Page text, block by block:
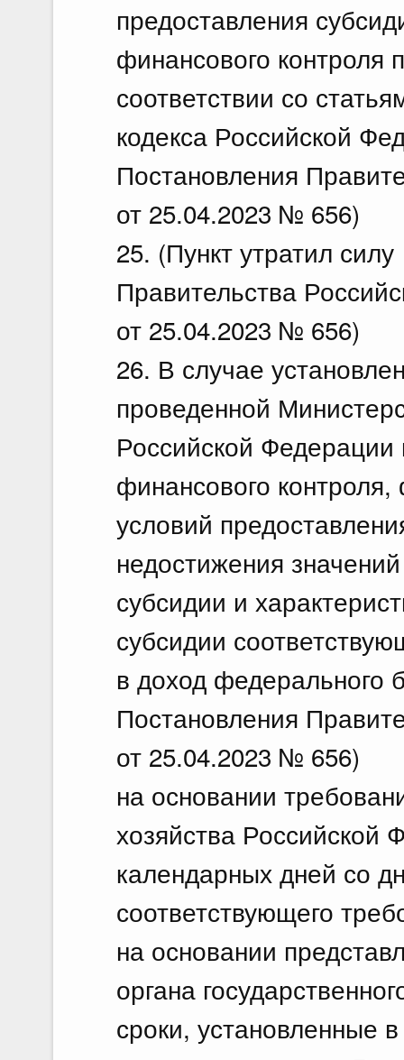
предоставления
финансового контроля
соответствии со
кодекса Российской
Постановления
от 25.04.2023 № 656)
25. (Пункт утратил
Правительства
от 25.04.2023 № 656)
26. В случае
проведенной
Российской Федерации
финансового
условий
недостижения
субсидии и
субсидии
в доход федерального
Постановления
от 25.04.2023 № 656)
на основании
хозяйства Российской
календарных дней со
соответствующего
на основании
органа
сроки, установленные